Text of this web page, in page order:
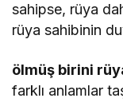
sahipse, rüya
rüya sahibinin
ölmüş birini
farklı anlamlar